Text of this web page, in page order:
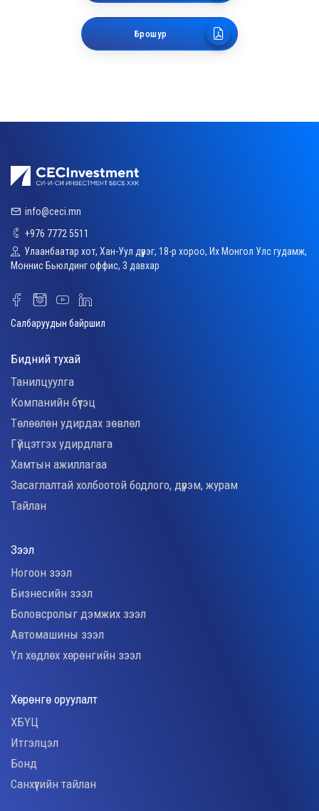
Брошур
info@ceci.mn
+976 7772 5511
Улаанбаатар хот, Хан-Уул дүүрэг, 18-р хороо, Их Монгол Улс гудамж,
Моннис Бьюлдинг оффис, 3 давхар
Салбаруудын байршил
Бидний тухай
Танилцуулга
Компанийн бүтэц
Төлөөлөн удирдах зөвлөл
Гүйцэтгэх удирдлага
Хамтын ажиллагаа
Засаглалтай холбоотой бодлого, дүрэм, журам
Тайлан
Зээл
Ногоон зээл
Бизнесийн зээл
Боловсролыг дэмжих зээл
Автомашины зээл
Үл хөдлөх хөрөнгийн зээл
Хөрөнгө оруулалт
ХБҮЦ
Итгэлцэл
Бонд
Санхүүгийн тайлан